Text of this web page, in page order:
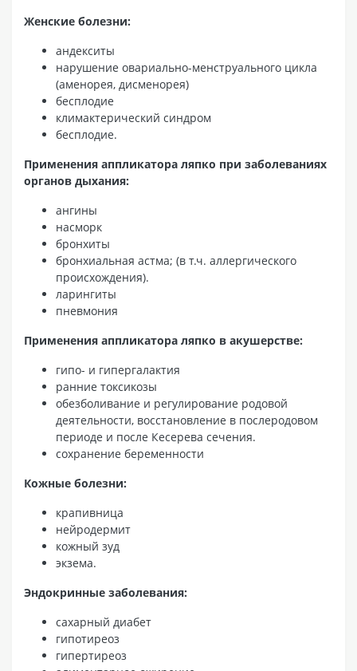
Женские болезни:
андекситы
нарушение овариально-менструального цикла
(аменорея, дисменорея)
бесплодие
климактерический синдром
бесплодие.
Применения аппликатора ляпко при заболеваниях
органов дыхания:
ангины
насморк
бронхиты
бронхиальная астма; (в т.ч. аллергического
происхождения).
ларингиты
пневмония
Применения аппликатора ляпко в акушерстве:
гипо- и гипергалактия
ранние токсикозы
обезболивание и регулирование родовой
деятельности, восстановление в послеродовом
периоде и после Кесерева сечения.
сохранение беременности
Кожные болезни:
крапивница
нейродермит
кожный зуд
экзема.
Эндокринные заболевания:
сахарный диабет
гипотиреоз
гипертиреоз